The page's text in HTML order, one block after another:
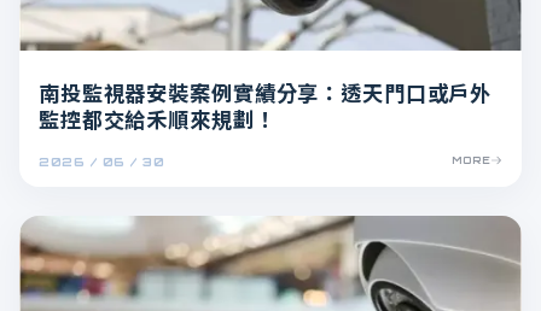
2026 / 06 / 30
南投監視器安裝案例實績分享：透天門口或戶外
監控都交給禾順來規劃！
MORE